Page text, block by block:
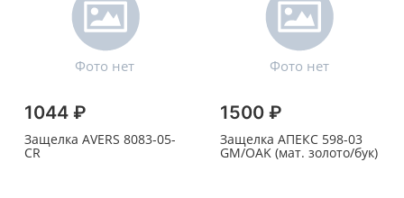
1044 ₽
Защелка AVERS 8083-05-
CR
1500 ₽
Защелка АПЕКС 598-03
GM/OAK (мат. золото/бук)